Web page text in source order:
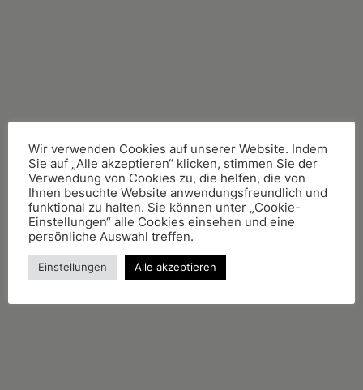
Wir verwenden Cookies auf unserer Website. Indem
Sie auf „Alle akzeptieren“ klicken, stimmen Sie der
Verwendung von Cookies zu, die helfen, die von
Ihnen besuchte Website anwendungsfreundlich und
funktional zu halten. Sie können unter „Cookie-
Einstellungen“ alle Cookies einsehen und eine
persönliche Auswahl treffen.
Einstellungen Alle akzeptieren